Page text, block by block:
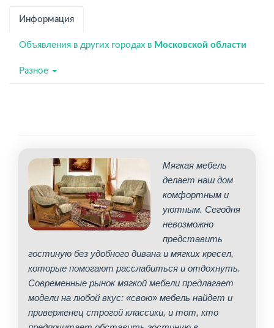
Информация
Объявления в других городах в Московской области
Разное
Мягкая мебель
делает наш дом
комфортным и
уютным. Сегодня
невозможно
представить
гостиную без удобного дивана и мягких кресел,
которые помогают расслабиться и отдохнуть.
Современные рынок мягкой мебели предлагает
модели на любой вкус: «свою» мебель найдет и
приверженец строгой классики, и тот, кто